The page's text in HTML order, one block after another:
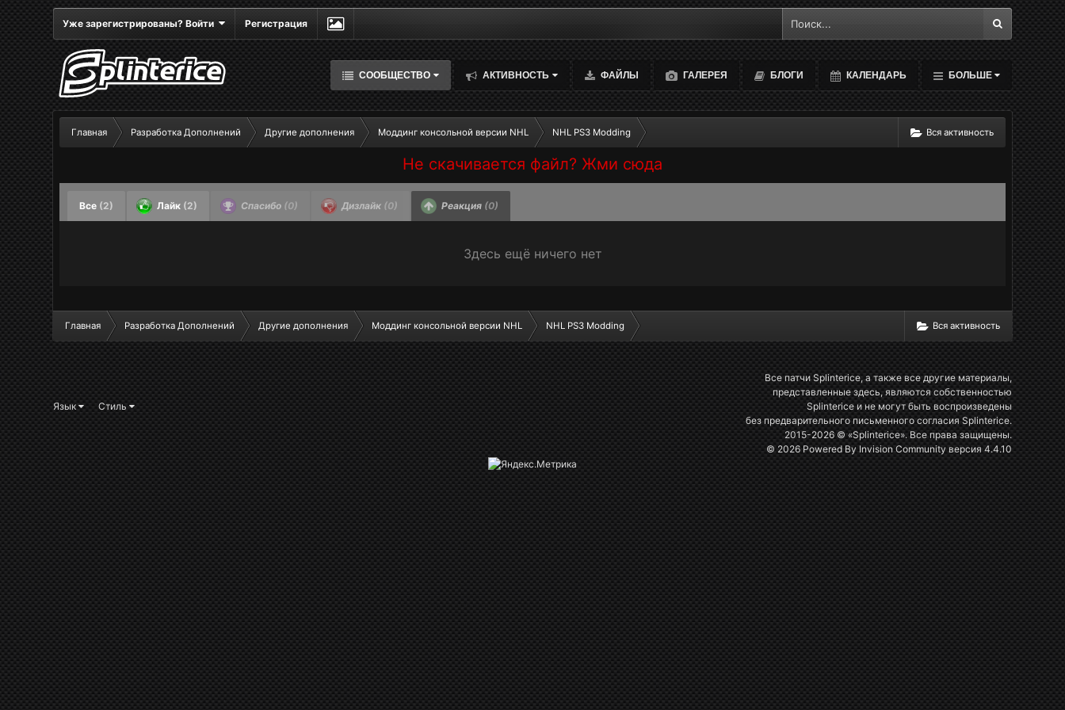
Уже зарегистрированы? Войти Регистрация
СООБЩЕСТВО АКТИВНОСТЬ ФАЙЛЫ ГАЛЕРЕЯ БЛОГИ КАЛЕНДАРЬ БОЛЬШЕ
Вся активность
Главная Разработка Дополнений Другие дополнения Моддинг консольной версии NHL NHL PS3 Modding
Не скачивается файл? Жми сюда
Все (2) Лайк (2) Спасибо (0) Дизлайк (0) Реакция (0)
Здесь ещё ничего нет
Вся активность
Главная Разработка Дополнений Другие дополнения Моддинг консольной версии NHL NHL PS3 Modding
Язык Стиль
Все патчи Splinterice, а также все другие материалы,
представленные здесь, являются собственностью
Splinterice и не могут быть воспроизведены
без предварительного письменного согласия Splinterice.
2015-2026 © «Splinterice». Все права защищены.
© 2026 Powered ByInvision Community версия 4.4.10